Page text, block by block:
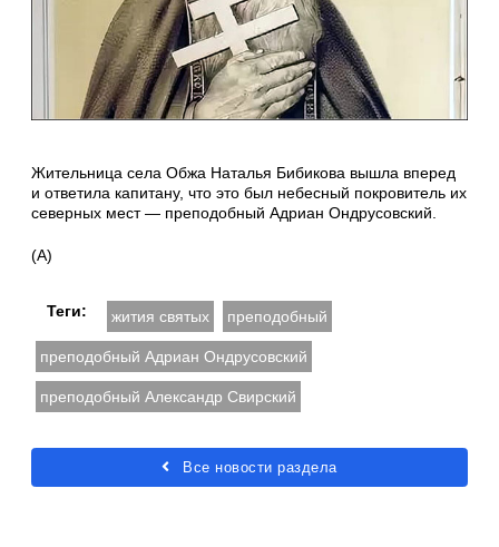
Жительница села Обжа Наталья Бибикова вышла вперед
и ответила капитану, что это был небесный покровитель их
северных мест — преподобный Адриан Ондрусовский.
(А)
Теги: жития святых преподобный
преподобный Адриан Ондрусовский
преподобный Александр Свирский
Все новости раздела